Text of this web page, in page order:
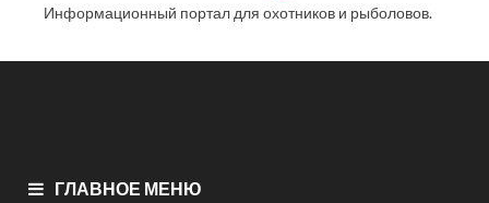
Информационный портал для охотников и рыболовов.
ГЛАВНОЕ МЕНЮ